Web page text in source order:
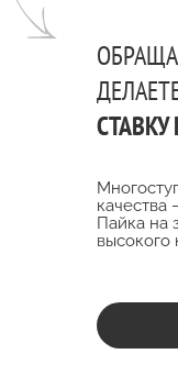
качества
Пайка на
высокого